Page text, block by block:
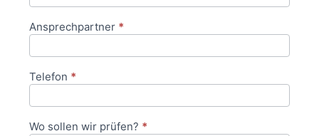
Ansprechpartner *
Telefon *
Wo sollen wir prüfen? *